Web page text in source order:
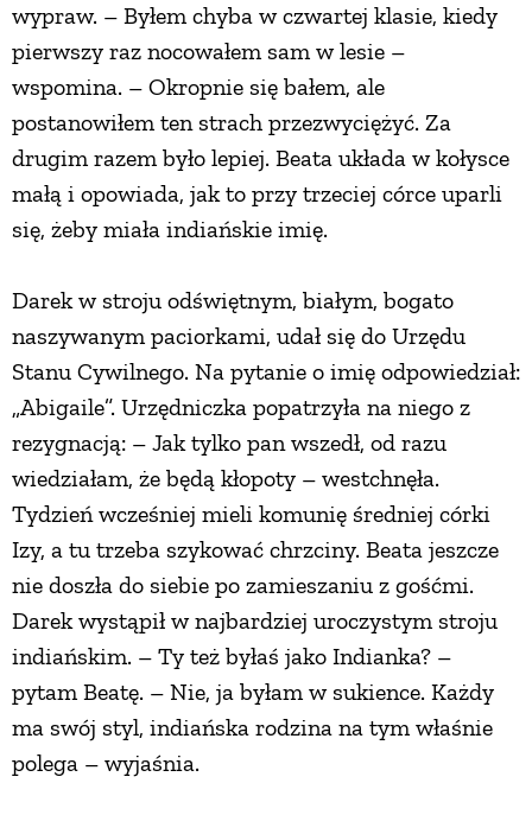
wypraw. – Byłem chyba w czwartej klasie, kiedy
pierwszy raz nocowałem sam w lesie –
wspomina. – Okropnie się bałem, ale
postanowiłem ten strach przezwyciężyć. Za
drugim razem było lepiej. Beata układa w kołysce
małą i opowiada, jak to przy trzeciej córce uparli
się, żeby miała indiańskie imię.
Darek w stroju odświętnym, białym, bogato
naszywanym paciorkami, udał się do Urzędu
Stanu Cywilnego. Na pytanie o imię odpowiedział:
„Abigaile”. Urzędniczka popatrzyła na niego z
rezygnacją: – Jak tylko pan wszedł, od razu
wiedziałam, że będą kłopoty – westchnęła.
Tydzień wcześniej mieli komunię średniej córki
Izy, a tu trzeba szykować chrzciny. Beata jeszcze
nie doszła do siebie po zamieszaniu z gośćmi.
Darek wystąpił w najbardziej uroczystym stroju
indiańskim. – Ty też byłaś jako Indianka? –
pytam Beatę. – Nie, ja byłam w sukience. Każdy
ma swój styl, indiańska rodzina na tym właśnie
polega – wyjaśnia.